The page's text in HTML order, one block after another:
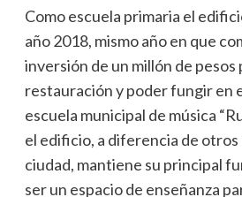
Como escuela primaria el
año 2018, mismo año en que
inversión de un millón de pesos
restauración y poder fungir en
escuela municipal de música
el edificio, a diferencia de otros
ciudad, mantiene su principal
ser un espacio de enseñanza